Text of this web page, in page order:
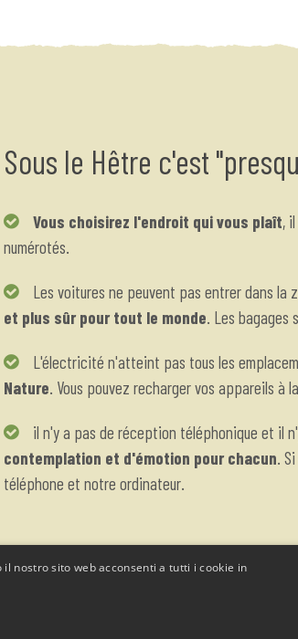
Sous le Hêtre c'est
Vous choisirez l'endroit qui vous plaît,
numérotés.
Les voitures ne peuvent pas entrer dans la
et plus sûr pour tout le monde . Les
L'électricité n'atteint pas tous les
Nature . Vous pouvez recharger vos appareils à
il n'y a pas de réception téléphonique et il
contemplation et d'émotion pour chacun .
téléphone et notre ordinateur.
nostro sito web acconsenti a tutti i cookie in